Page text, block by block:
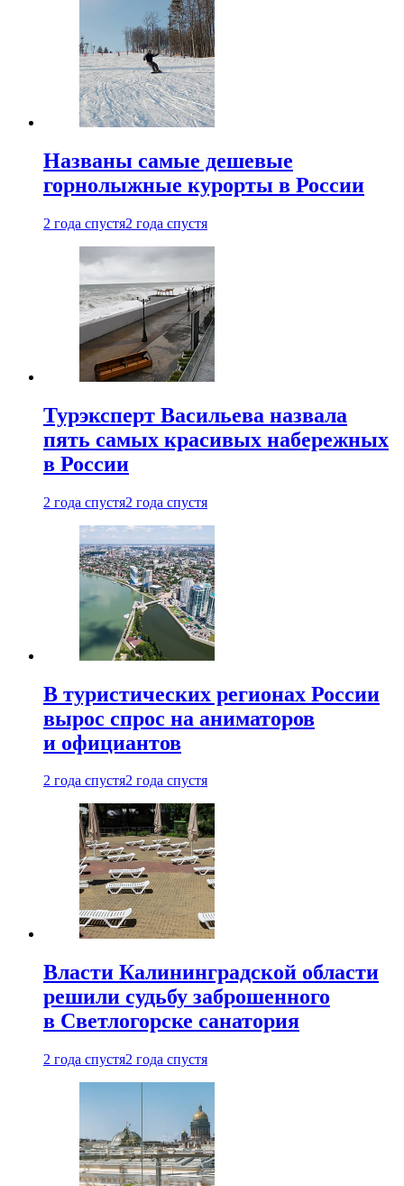
Названы самые дешевые
горнолыжные курорты в России
2 года спустя2 года спустя
Турэксперт Васильева назвала
пять самых красивых набережных
в России
2 года спустя2 года спустя
В туристических регионах России
вырос спрос на аниматоров
и официантов
2 года спустя2 года спустя
Власти Калининградской области
решили судьбу заброшенного
в Светлогорске санатория
2 года спустя2 года спустя